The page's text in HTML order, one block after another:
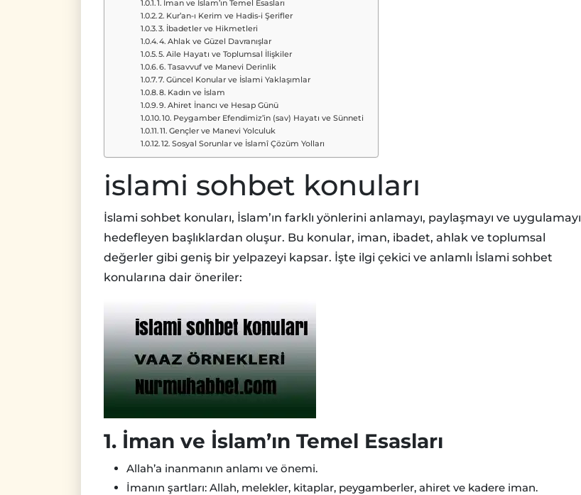
1. İman ve İslam’ın Temel Esasları
2. Kur’an-ı Kerim ve Hadis-i Şerifler
3. İbadetler ve Hikmetleri
4. Ahlak ve Güzel Davranışlar
5. Aile Hayatı ve Toplumsal İlişkiler
6. Tasavvuf ve Manevi Derinlik
7. Güncel Konular ve İslami Yaklaşımlar
8. Kadın ve İslam
9. Ahiret İnancı ve Hesap Günü
10. Peygamber Efendimiz’in (sav) Hayatı ve Sünneti
11. Gençler ve Manevi Yolculuk
12. Sosyal Sorunlar ve İslamî Çözüm Yolları
islami sohbet konuları
İslami sohbet konuları, İslam’ın farklı yönlerini anlamayı, paylaşmayı ve uygulamayı
hedefleyen başlıklardan oluşur. Bu konular, iman, ibadet, ahlak ve toplumsal
değerler gibi geniş bir yelpazeyi kapsar. İşte ilgi çekici ve anlamlı İslami sohbet
konularına dair öneriler:
1. İman ve İslam’ın Temel Esasları
Allah’a inanmanın anlamı ve önemi.
İmanın şartları: Allah, melekler, kitaplar, peygamberler, ahiret ve kadere iman.